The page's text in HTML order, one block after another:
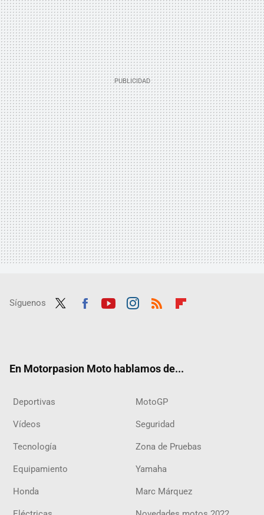
Síguenos
En Motorpasion Moto hablamos de...
Deportivas MotoGP
Vídeos Seguridad
Tecnología Zona de Pruebas
Equipamiento Yamaha
Honda Marc Márquez